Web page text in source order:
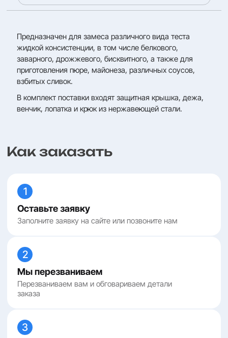
Предназначен для замеса различного вида теста
жидкой консистенции, в том числе белкового,
заварного, дрожжевого, бисквитного, а также для
приготовления пюре, майонеза, различных соусов,
взбитых сливок.
В комплект поставки входят защитная крышка, дежа,
венчик, лопатка и крюк из нержавеющей стали.
Как заказать
1
Оставьте заявку
Заполните заявку на сайте или позвоните нам
2
Мы перезваниваем
Перезваниваем вам и обговариваем детали
заказа
3